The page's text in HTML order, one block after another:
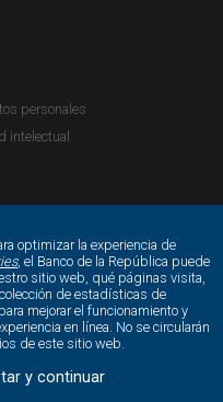
optimizar la experiencia de
, el Banco de la República puede
sitio web, qué páginas visita,
de estadísticas de
mejorar el funcionamiento y
en línea. No se circularán
de este sitio web.
y continuar
personales
intelectual